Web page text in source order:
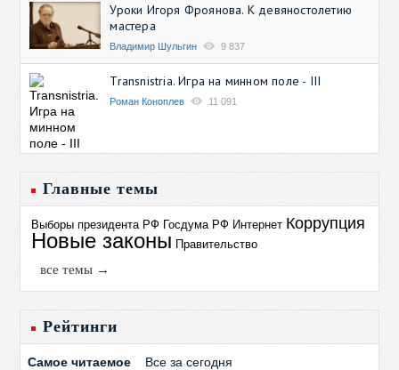
Уроки Игоря Фроянова. К девяностолетию
мастера
Владимир Шульгин 9 837
Transnistria. Игра на минном поле - III
Роман Коноплев 11 091
Главные темы
Выборы президента РФ Госдума РФ Интернет Коррупция
Новые законы Правительство
все темы →
Рейтинги
Самое читаемое Все за сегодня